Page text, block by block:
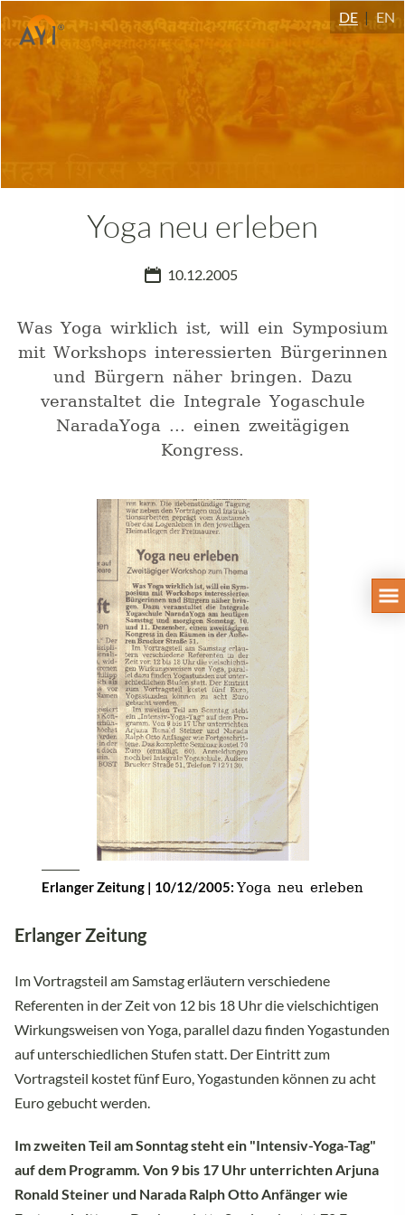
DE EN
Yoga neu erleben
10.12.2005
Was Yoga wirklich ist, will ein Symposium
mit Workshops interessierten Bürgerinnen
und Bürgern näher bringen. Dazu
veranstaltet die Integrale Yogaschule
NaradaYoga ... einen zweitägigen
Kongress.
Erlanger Zeitung | 10/12/2005:Yoga neu erleben
Erlanger Zeitung
Im Vortragsteil am Samstag erläutern verschiedene
Referenten in der Zeit von 12 bis 18 Uhr die vielschichtigen
Wirkungsweisen von Yoga, parallel dazu finden Yogastunden
auf unterschiedlichen Stufen statt. Der Eintritt zum
Vortragsteil kostet fünf Euro, Yogastunden können zu acht
Euro gebucht werden.
Im zweiten Teil am Sonntag steht ein "Intensiv-Yoga-Tag"
auf dem Programm. Von 9 bis 17 Uhr unterrichten Arjuna
Ronald Steiner und Narada Ralph Otto Anfänger wie